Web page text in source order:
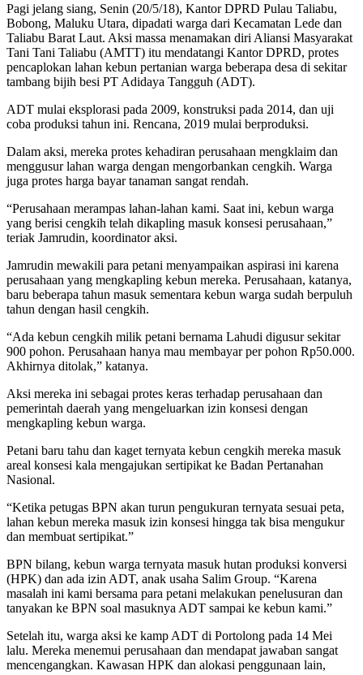
Pagi jelang siang, Senin (20/5/18), Kantor DPRD Pulau Taliabu,
Bobong, Maluku Utara, dipadati warga dari Kecamatan Lede dan
Taliabu Barat Laut. Aksi massa menamakan diri Aliansi Masyarakat
Tani Tani Taliabu (AMTT) itu mendatangi Kantor DPRD, protes
pencaplokan lahan kebun pertanian warga beberapa desa di sekitar
tambang bijih besi PT Adidaya Tangguh (ADT).
ADT mulai eksplorasi pada 2009, konstruksi pada 2014, dan uji
coba produksi tahun ini. Rencana, 2019 mulai berproduksi.
Dalam aksi, mereka protes kehadiran perusahaan mengklaim dan
menggusur lahan warga dengan mengorbankan cengkih. Warga
juga protes harga bayar tanaman sangat rendah.
“Perusahaan merampas lahan-lahan kami. Saat ini, kebun warga
yang berisi cengkih telah dikapling masuk konsesi perusahaan,”
teriak Jamrudin, koordinator aksi.
Jamrudin mewakili para petani menyampaikan aspirasi ini karena
perusahaan yang mengkapling kebun mereka. Perusahaan, katanya,
baru beberapa tahun masuk sementara kebun warga sudah berpuluh
tahun dengan hasil cengkih.
“Ada kebun cengkih milik petani bernama Lahudi digusur sekitar
900 pohon. Perusahaan hanya mau membayar per pohon Rp50.000.
Akhirnya ditolak,” katanya.
Aksi mereka ini sebagai protes keras terhadap perusahaan dan
pemerintah daerah yang mengeluarkan izin konsesi dengan
mengkapling kebun warga.
Petani baru tahu dan kaget ternyata kebun cengkih mereka masuk
areal konsesi kala mengajukan sertipikat ke Badan Pertanahan
Nasional.
“Ketika petugas BPN akan turun pengukuran ternyata sesuai peta,
lahan kebun mereka masuk izin konsesi hingga tak bisa mengukur
dan membuat sertipikat.”
BPN bilang, kebun warga ternyata masuk hutan produksi konversi
(HPK) dan ada izin ADT, anak usaha Salim Group. “Karena
masalah ini kami bersama para petani melakukan penelusuran dan
tanyakan ke BPN soal masuknya ADT sampai ke kebun kami.”
Setelah itu, warga aksi ke kamp ADT di Portolong pada 14 Mei
lalu. Mereka menemui perusahaan dan mendapat jawaban sangat
mencengangkan. Kawasan HPK dan alokasi penggunaan lain,